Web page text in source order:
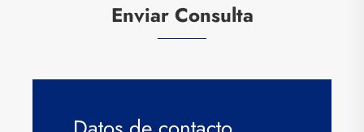
Enviar Consulta